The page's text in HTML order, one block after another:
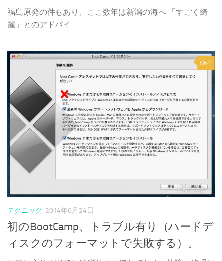
福島原発の件もあり、ここ数年は新潟の海へ 「すごく綺
麗」とのアドバイ...
1
テクニック 2014年6月24日
初のBootCamp、トラブル有り（ハードデ
ィスクのフォーマットで失敗する）。